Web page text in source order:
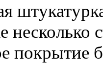
несколько
покрытие